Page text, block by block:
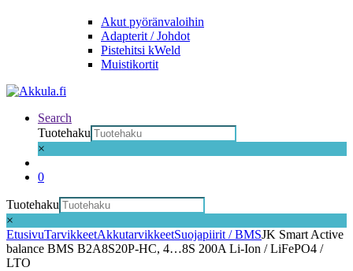
Akut pyöränvaloihin
Adapterit / Johdot
Pistehitsi kWeld
Muistikortit
Search
Tuotehaku
×
0
Tuotehaku
×
EtusivuTarvikkeetAkkutarvikkeetSuojapiirit / BMSJK Smart Active
balance BMS B2A8S20P-HC, 4…8S 200A Li-Ion / LiFePO4 /
LTO